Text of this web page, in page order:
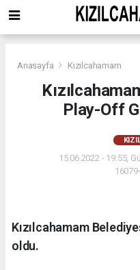
Anasayfa Kızılcahamam
Play-Off
15.06.2022 - 19:55,
Kızılcahamam
oldu.